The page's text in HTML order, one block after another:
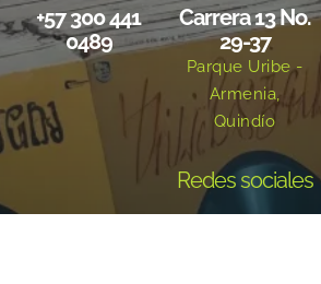
+57 300 441
0489
Carrera 13 No.
29-37
Parque Uribe -
Armenia,
Quindío
Redes sociales